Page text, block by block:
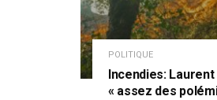
POLITIQUE
Incendies:
« assez des